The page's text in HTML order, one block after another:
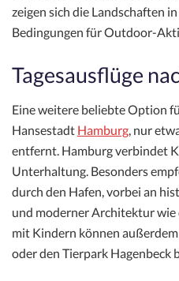
zeigen sich die Landschaften
Bedingungen für Outdoor-
Tagesausflüge
Eine weitere beliebte Option
Hansestadt Hamburg, nur
entfernt. Hamburg verbindet
Unterhaltung. Besonders
durch den Hafen, vorbei an
und moderner Architektur
mit Kindern können
oder den Tierpark Hagenbeck